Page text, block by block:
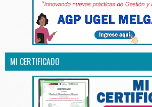
MI CERTIFICADO